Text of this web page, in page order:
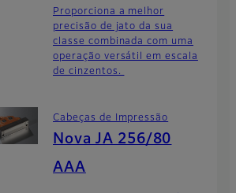
Proporciona a melhor
precisão de jato da sua
classe combinada com uma
operação versátil em escala
de cinzentos.
Cabeças de Impressão
Nova JA 256/80
AAA